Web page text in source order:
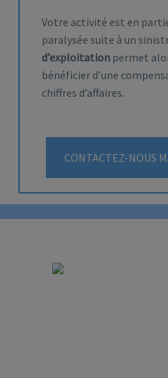
Votre activité est en
paralysée suite à un
d’exploitation permet
bénéficier d’une
chiffres d’affaires.
CONTACTEZ-NOUS